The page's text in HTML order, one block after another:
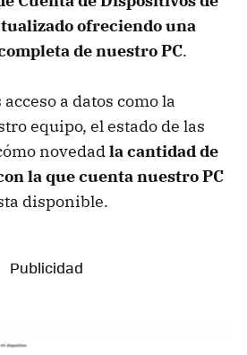
ofreciendo una
de nuestro PC.
a datos como la
equipo, el estado de las
novedadla cantidad de
la que cuenta nuestro PC
disponible.